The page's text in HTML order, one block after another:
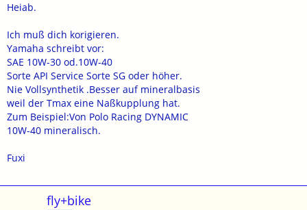
Heiab.
Ich muß dich korigieren.
Yamaha schreibt vor:
SAE 10W-30 od.10W-40
Sorte API Service Sorte SG oder höher.
Nie Vollsynthetik .Besser auf mineralbasis
weil der Tmax eine Naßkupplung hat.
Zum Beispiel:Von Polo Racing DYNAMIC
10W-40 mineralisch.
Fuxi
fly+bike